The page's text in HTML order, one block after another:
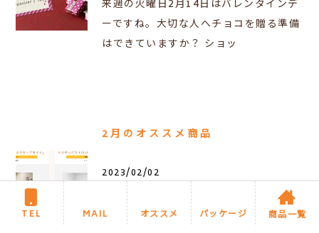
来週の火曜日2月14日はバレンタインデ
ーですね。大切な人へチョコを贈る準備
はできていますか？ ショッ
2月のオススメ商品
2023/02/02
●TOTO 洗面化粧台「オクターブラ
イト」 サイズW600 一面鏡 開き扉
TEL MAIL オススメ パッケージ 商品一覧